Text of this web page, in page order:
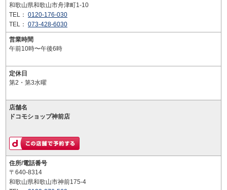
和歌山県和歌山市舟津町1-10
TEL： 0120-176-030
TEL： 073-428-6030
営業時間
午前10時〜午後6時
定休日
第2・第3水曜
店舗名
ドコモショップ神前店
住所/電話番号
〒640-8314
和歌山県和歌山市神前175-4